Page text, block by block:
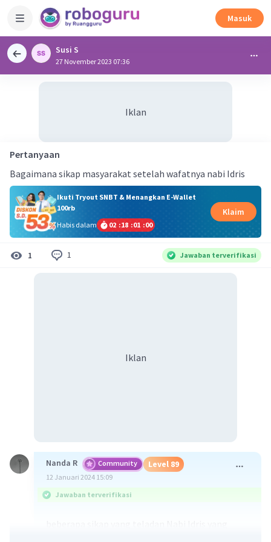
Masuk
Susi S
27 November 2023 07:36
Iklan
Pertanyaan
Bagaimana sikap masyarakat setelah wafatnya nabi Idris
Ikuti Tryout SNBT & Menangkan E-Wallet
100rb
Habis dalam
02 :18 :00 :59
Klaim
1 1 Jawaban terverifikasi
Iklan
Nanda R Community Level 89
12 Januari 2024 15:09
Jawaban terverifikasi